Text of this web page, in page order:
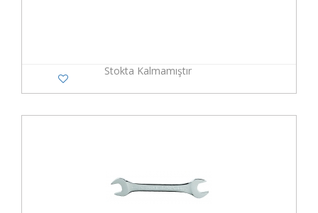
Stokta Kalmamıştır